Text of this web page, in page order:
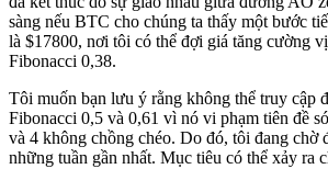
sàng nếu BTC cho chúng ta thấy một bước
là $17800, nơi tôi có thể đợi giá tăng cường
Fibonacci 0,38.
Tôi muốn bạn lưu ý rằng không thể truy cập
Fibonacci 0,5 và 0,61 vì nó vi phạm tiên đề
và 4 không chồng chéo. Do đó, tôi đang chờ
những tuần gần nhất. Mục tiêu có thể xảy ra